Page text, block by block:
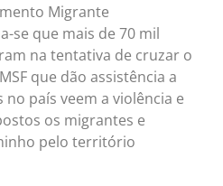
Migrante
se que mais de 70 mil
na tentativa de cruzar o
que dão assistência a
país veem a violência e
os migrantes e
pelo território